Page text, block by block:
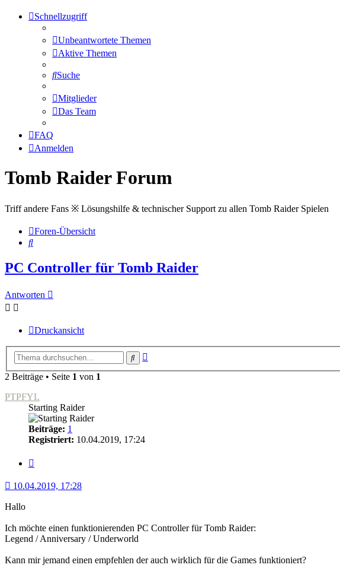
Schnellzugriff
Unbeantwortete Themen
Aktive Themen
Suche
Mitglieder
Das Team
FAQ
Anmelden
Tomb Raider Forum
Triff andere Fans ※ Lösungshilfe & technischer Support zu allen Tomb Raider Spielen
Foren-Übersicht
Suche
PC Controller für Tomb Raider
Antworten
Druckansicht
Suche
2 Beiträge • Seite 1 von 1
PTPFYL
Starting Raider
Beiträge: 1
Registriert: 10.04.2019, 17:24
10.04.2019, 17:28
Hallo
Ich möchte einen funktionierenden PC Controller für Tomb Raider:
Legend / Anniversary / Underworld
Kann mir jemand einen empfehlen der auch wirklich für die Games funktioniert?